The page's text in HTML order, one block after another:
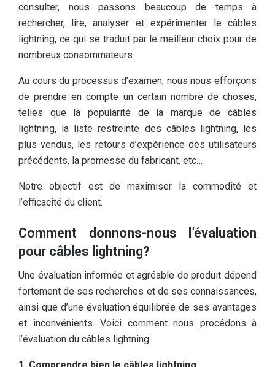
consulter, nous passons beaucoup de temps à
rechercher, lire, analyser et expérimenter le câbles
lightning, ce qui se traduit par le meilleur choix pour de
nombreux consommateurs.
Au cours du processus d’examen, nous nous efforçons
de prendre en compte un certain nombre de choses,
telles que la popularité de la marque de câbles
lightning, la liste restreinte des câbles lightning, les
plus vendus, les retours d’expérience des utilisateurs
précédents, la promesse du fabricant, etc…
Notre objectif est de maximiser la commodité et
l’efficacité du client.
Comment donnons-nous l’évaluation
pour câbles lightning?
Une évaluation informée et agréable de produit dépend
fortement de ses recherches et de ses connaissances,
ainsi que d’une évaluation équilibrée de ses avantages
et inconvénients. Voici comment nous procédons à
l’évaluation du câbles lightning:
1. Comprendre bien le câbles lightning